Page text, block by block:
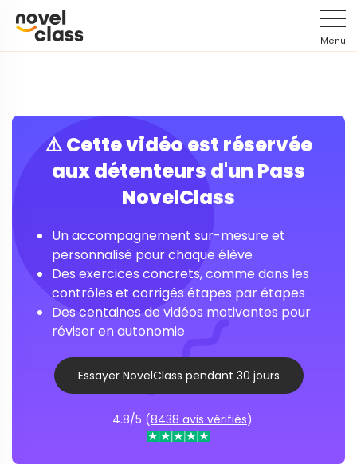
Menu
⚠️ Cette vidéo est réservée
aux détenteurs d'un Pass
NovelClass
Un accompagnement sur-mesure et
personnalisé pour chaque élève
Des exercices concrets, comme dans les
contrôles et corrigés étapes par étapes
Des centaines de vidéos motivantes pour
réviser en autonomie
Essayer NovelClass pendant 30 jours
4.8/5 (8438 avis vérifiés)